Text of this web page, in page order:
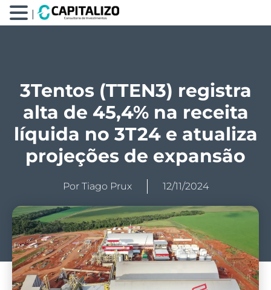
3Tentos (TTEN3) registra
alta de 45,4% na receita
líquida no 3T24 e atualiza
projeções de expansão
Por Tiago Prux 12/11/2024